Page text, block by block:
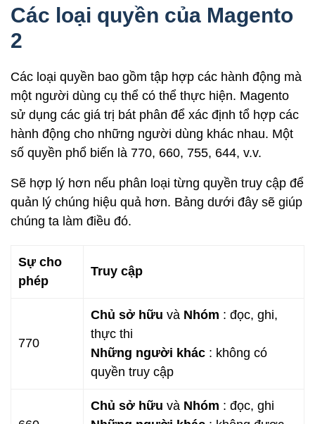
Các loại quyền của Magento
2
Các loại quyền bao gồm tập hợp các hành động mà
một người dùng cụ thể có thể thực hiện. Magento
sử dụng các giá trị bát phân để xác định tổ hợp các
hành động cho những người dùng khác nhau. Một
số quyền phổ biến là 770, 660, 755, 644, v.v.
Sẽ hợp lý hơn nếu phân loại từng quyền truy cập để
quản lý chúng hiệu quả hơn. Bảng dưới đây sẽ giúp
chúng ta làm điều đó.
Sự cho
phép
Truy cập
770
Chủ sở hữu và Nhóm : đọc, ghi,
thực thi
Những người khác : không có
quyền truy cập
Chủ sở hữu và Nhóm : đọc, ghi